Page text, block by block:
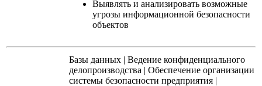
Выявлять и анализировать возможные
угрозы информационной безопасности
объектов
Базы данных | Ведение конфиденциального
делопроизводства | Обеспечение организации
системы безопасности предприятия |